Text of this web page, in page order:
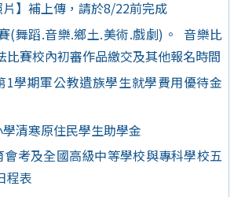
】補上傳，請於8/22前完成
(舞蹈.音樂.鄉土.美術.戲劇)。 音樂比
比賽校內初審作品繳交及其他報名時間
1學期軍公教遺族學生就學費用優待金
清寒原住民學生助學金
考及全國高級中等學校與專科學校五
程表